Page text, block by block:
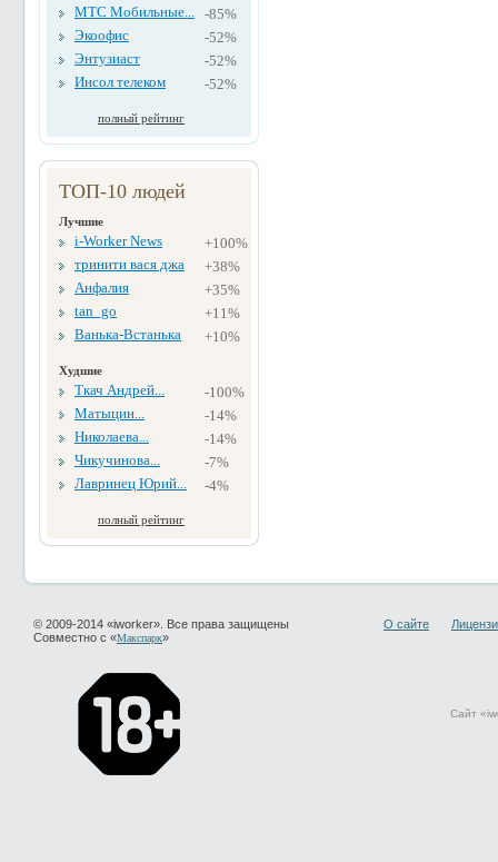
МТС Мобильные... -85%
Экоофис
-52%
Энтузиаст
-52%
Инсол телеком
-52%
полный рейтинг
ТОП-10 людей
Лучшие
i-Worker News
+100%
тринити вася джа
+38%
Анфалия
+35%
tan_go
+11%
Ванька-Встанька
+10%
Худшие
Ткач Андрей...
-100%
Матыцин...
-14%
Николаева...
-14%
Чикучинова...
-7%
Лавринец Юрий...
-4%
полный рейтинг
© 2009-2014 «iworker». Все права защищены
Совместно с «Макспарк»
О сайте
Сайт